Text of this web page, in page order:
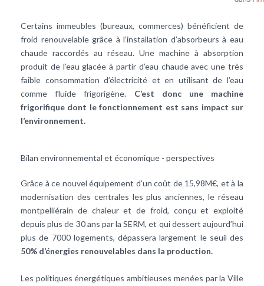
Certains immeubles (bureaux, commerces) bénéficient de
froid renouvelable grâce à l’installation d’absorbeurs à eau
chaude raccordés au réseau. Une machine à absorption
produit de l’eau glacée à partir d’eau chaude avec une très
faible consommation d’électricité et en utilisant de l’eau
comme fluide frigorigène. C’est donc une machine
frigorifique dont le fonctionnement est sans impact sur
l’environnement.
Bilan environnemental et économique - perspectives
Grâce à ce nouvel équipement d’un coût de 15,98M€, et à la
modernisation des centrales les plus anciennes, le réseau
montpelliérain de chaleur et de froid, conçu et exploité
depuis plus de 30 ans par la SERM, et qui dessert aujourd’hui
plus de 7000 logements, dépassera largement le seuil des
50% d’énergies renouvelables dans la production.
Les politiques énergétiques ambitieuses menées par la Ville